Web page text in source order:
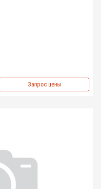
Запрос цены